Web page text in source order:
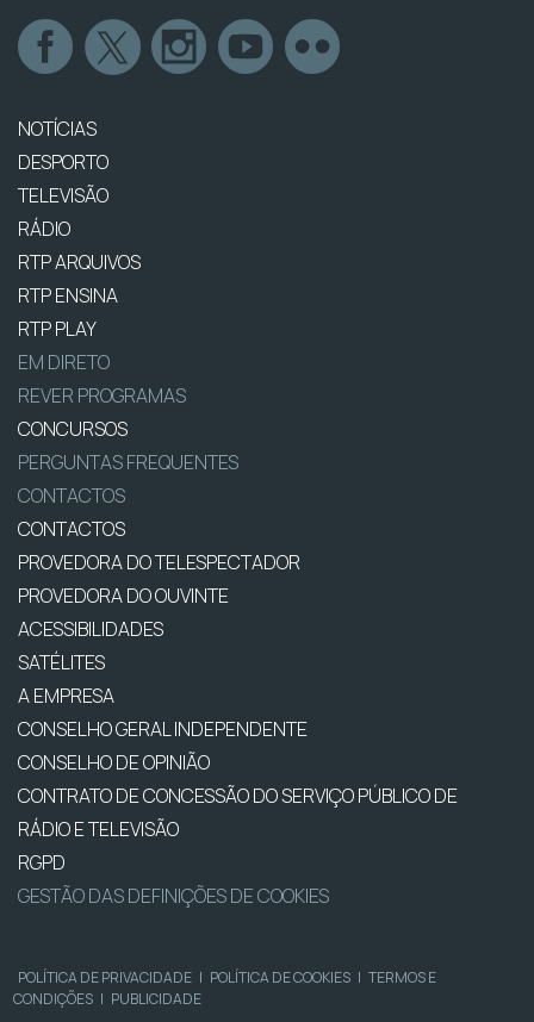
NOTÍCIAS
DESPORTO
TELEVISÃO
RÁDIO
RTP ARQUIVOS
RTP ENSINA
RTP PLAY
EM DIRETO
REVER PROGRAMAS
CONCURSOS
PERGUNTAS FREQUENTES
CONTACTOS
CONTACTOS
PROVEDORA DO TELESPECTADOR
PROVEDORA DO OUVINTE
ACESSIBILIDADES
SATÉLITES
A EMPRESA
CONSELHO GERAL INDEPENDENTE
CONSELHO DE OPINIÃO
CONTRATO DE CONCESSÃO DO SERVIÇO PÚBLICO DE
RÁDIO E TELEVISÃO
RGPD
GESTÃO DAS DEFINIÇÕES DE COOKIES
POLÍTICA DE PRIVACIDADE | POLÍTICA DE COOKIES | TERMOS E
CONDIÇÕES | PUBLICIDADE